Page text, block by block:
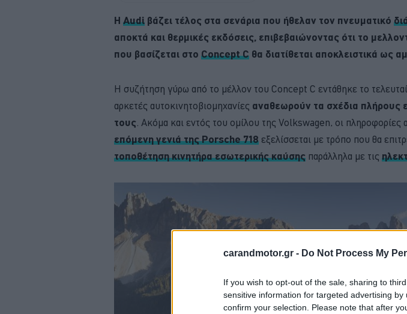
carandmotor.gr - Do Not Process My
If you wish to opt-out of the sale, sharing to
sensitive information for targeted advertising
confirm your selection. Please note that after
Η Audi βάζει τέλος στα σενάρια που ήθελαν τον πνευματικό
αποκτά και θερμικές εκδόσεις, επιβεβαιώνοντας ότι το
που βασίζεται στο Concept C θα διατίθεται αποκλειστικά ως
Η συζήτηση γύρω από το μέλλον του Concept C εντάθηκε το
αρκετές αυτοκινητοβιομηχανίες αναθεωρούν τα σχέδια πλήρους
τους . Ακόμα και εντός του ομίλου της Volkswagen, οι πληροφορίες
επόμενη γενιά της Porsche 718 εξελίσσεται με τρόπο που θα
τοποθέτηση κινητήρα εσωτερικής καύσης παράλληλα με τις